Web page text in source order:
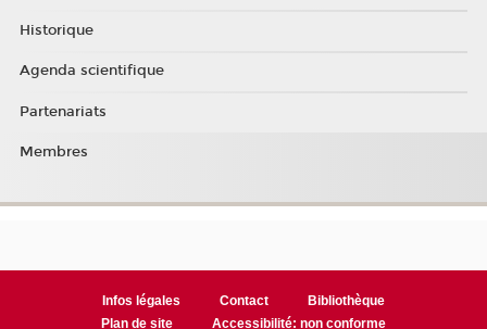
Historique
Agenda scientifique
Partenariats
Membres
Infos légales Contact
Bibliothèque
Plan de site
Accessibilité: non conforme